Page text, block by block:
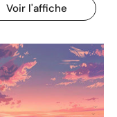
Voir l'affiche